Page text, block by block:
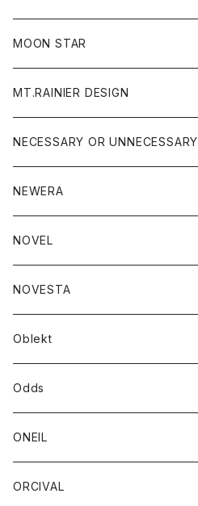
フリース
ジャケット
ニット
パンツ
帽子
MOON STAR
MT.RAINIER DESIGN
アウター
コート
ジャケット
アクセサリー
バッグ
グッズ
ウォレット
靴
トップス
ジャケット
シャツ
ボトム
ショートパンツ
パンツ
レディース
シャツ
Tシャツ
NECESSARY OR UNNECESSARY
アウター
コート
ジャケット
アクセサリー
バッグ
ブレスレット
グッズ
靴
ストール/マフラー
トップス
シャツ
シャツジャケット
ボトム
ショートパンツ
ジーンズ
NEWERA
帽子
NOVEL
トップス
カットソー
スエット
ボトム
NOVESTA
Oblekt
ボトム
ショートパンツ
パンツ
レディース
ボトム
Odds
帽子
ONEIL
スカート
ORCIVAL